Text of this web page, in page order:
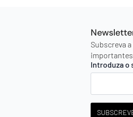
Subscreva
importantes
Introduza o